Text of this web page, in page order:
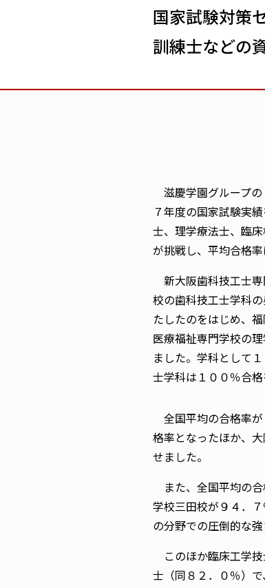
国家試験対策
訓練士などの
滋慶学園グループの
７年度の国家試験実
士、理学療法士、臨
が挑戦し、平均合格率
新大阪歯科技工士専
校の歯科技工士学科
たしたのをはじめ、
医療福祉専門学校の
ました。学科として
士学科は１００％合格
全国平均の合格率が
格率となったほか、
せました。
また、全国平均の合
学校三田校が９４．
の分野での圧倒的な強
このほか臨床工学技
士（同８２．０％）